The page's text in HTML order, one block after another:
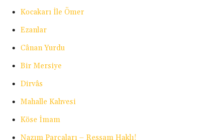
Kocakarı İle Ömer
Ezanlar
Cânan Yurdu
Bir Mersiye
Dirvâs
Mahalle Kahvesi
Köse İmam
Nazım Parçaları – Ressam Haklı!